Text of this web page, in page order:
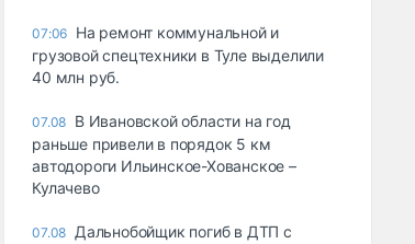
07:06 На ремонт коммунальной и
грузовой спецтехники в Туле выделили
40 млн руб.
07.08 В Ивановской области на год
раньше привели в порядок 5 км
автодороги Ильинское-Хованское –
Кулачево
07.08 Дальнобойщик погиб в ДТП с